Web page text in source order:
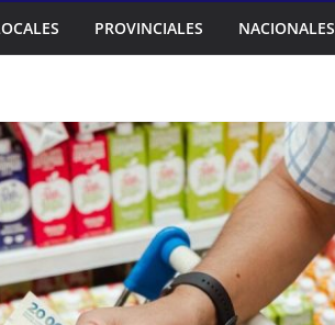
PROVINCIALES NACIONALES